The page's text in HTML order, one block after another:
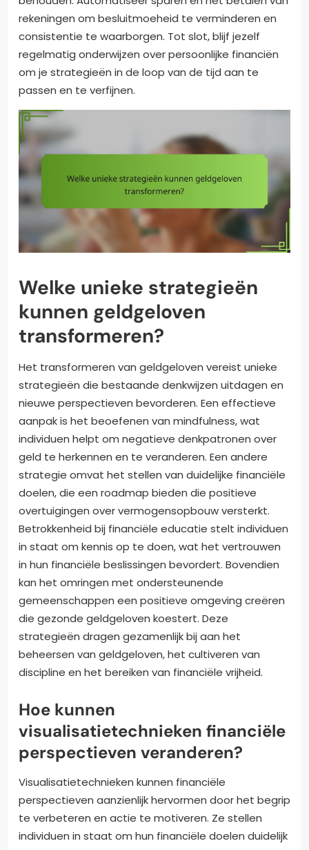
rekeningen om besluitmoeheid te verminderen en
consistentie te waarborgen. Tot slot, blijf jezelf
regelmatig onderwijzen over persoonlijke financiën
om je strategieën in de loop van de tijd aan te
passen en te verfijnen.
Welke unieke strategieën
kunnen geldgeloven
transformeren?
Het transformeren van geldgeloven vereist unieke
strategieën die bestaande denkwijzen uitdagen en
nieuwe perspectieven bevorderen. Een effectieve
aanpak is het beoefenen van mindfulness, wat
individuen helpt om negatieve denkpatronen over
geld te herkennen en te veranderen. Een andere
strategie omvat het stellen van duidelijke financiële
doelen, die een roadmap bieden die positieve
overtuigingen over vermogensopbouw versterkt.
Betrokkenheid bij financiële educatie stelt individuen
in staat om kennis op te doen, wat het vertrouwen
in hun financiële beslissingen bevordert. Bovendien
kan het omringen met ondersteunende
gemeenschappen een positieve omgeving creëren
die gezonde geldgeloven koestert. Deze
strategieën dragen gezamenlijk bij aan het
beheersen van geldgeloven, het cultiveren van
discipline en het bereiken van financiële vrijheid.
Hoe kunnen
visualisatietechnieken financiële
perspectieven veranderen?
Visualisatietechnieken kunnen financiële
perspectieven aanzienlijk hervormen door het begrip
te verbeteren en actie te motiveren. Ze stellen
individuen in staat om hun financiële doelen duidelijk